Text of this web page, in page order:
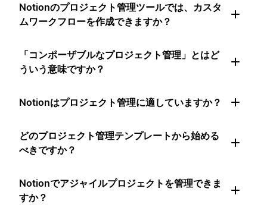
Notionのプロジェクト管理ツールでは、カスタ
ムワークフローを作成できますか？
「コンポーザブルなプロジェクト管理」とはど
ういう意味ですか？
Notionはプロジェクト管理に適していますか？
どのプロジェクト管理テンプレートから始める
べきですか？
Notionでアジャイルプロジェクトを管理できま
すか？